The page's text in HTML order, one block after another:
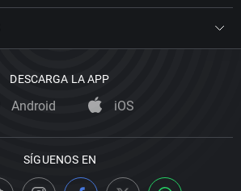
DESCARGA LA APP
Android iOS
SÍGUENOS EN